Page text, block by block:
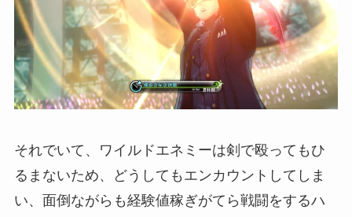
それでいて、ワイルドエネミーは剣で殴ってもひ
るまないため、どうしてもエンカウントしてしま
い、面倒ながらも経験値稼ぎがてら戦闘をするハ